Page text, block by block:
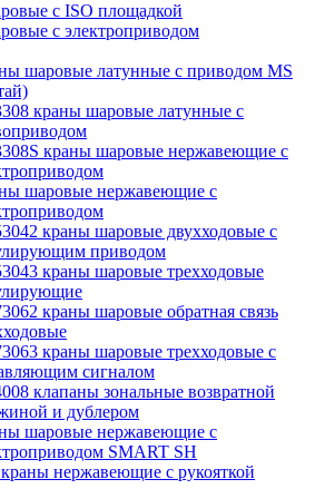
с ISO площадкой
с электроприводом
шаровые латунные с приводом MS
краны шаровые латунные с
краны шаровые нержавеющие с
шаровые нержавеющие с
краны шаровые двухходовые с
приводом
краны шаровые трехходовые
краны шаровые обратная связь
краны шаровые трехходовые с
сигналом
клапаны зональные возвратной
и дублером
шаровые нержавеющие с
SMART SH
нержавеющие с рукояткой